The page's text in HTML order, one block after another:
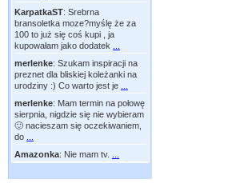
KarpatkaST: Srebrna
bransoletka moze?myślę że za
100 to już się coś kupi , ja
kupowałam jako dodatek
merlenke: Szukam inspiracji na
preznet dla bliskiej koleżanki na
urodziny :) Co warto jest je
merlenke: Mam termin na połowę
sierpnia, nigdzie się nie wybieram
🙂 nacieszam się oczekiwaniem,
do
Amazonka: Nie mam tv.